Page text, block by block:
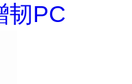
韧PC